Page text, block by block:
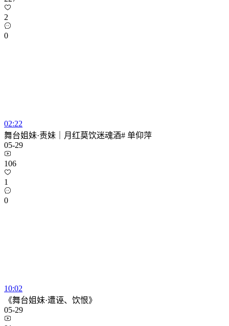
2
0
02:22
舞台姐妹·责妹｜月红莫饮迷魂酒# 单仰萍
05-29
106
1
0
10:02
《舞台姐妹·遭诬、饮恨》
05-29